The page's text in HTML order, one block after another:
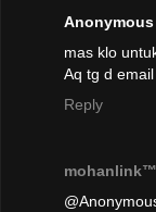
Anonymous
mas klo
Aq tg d
Reply
mohanlink™